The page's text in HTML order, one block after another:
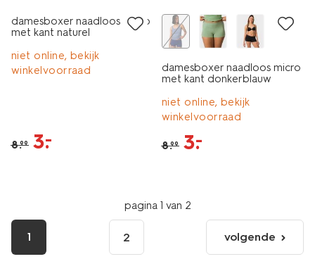
damesboxer naadloos micro
met kant naturel
niet online, bekijk
winkelvoorraad
8.99 3.
–
damesboxer naadloos micro
met kant donkerblauw
niet online, bekijk
winkelvoorraad
8.99 3.
–
pagina 1 van 2
1 2
volgende
pagina
volgende